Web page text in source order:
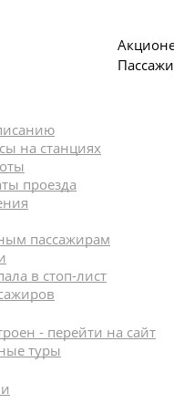
на станциях
проезда
пассажирам
в стоп-лист
- перейти на сайт
туры